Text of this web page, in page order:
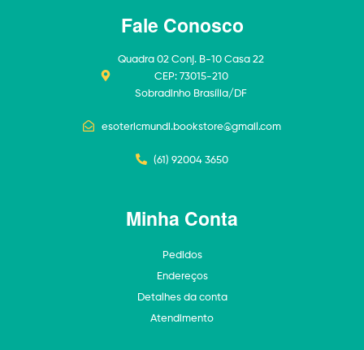
Fale Conosco
Quadra 02 Conj. B-10 Casa 22
CEP: 73015-210
Sobradinho Brasília/DF
esotericmundi.bookstore@gmail.com
(61) 92004 3650
Minha Conta
Pedidos
Endereços
Detalhes da conta
Atendimento